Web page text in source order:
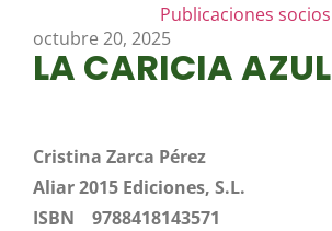
Publicaciones socios
octubre 20, 2025
LA CARICIA AZUL
Cristina Zarca Pérez
Aliar 2015 Ediciones, S.L.
ISBN 9788418143571